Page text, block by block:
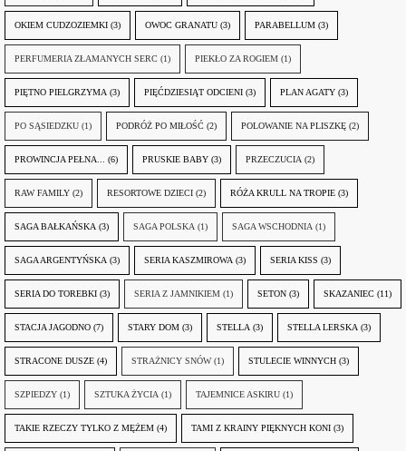
OKIEM CUDZOZIEMKI (3) OWOC GRANATU (3) PARABELLUM (3)
PERFUMERIA ZŁAMANYCH SERC (1) PIEKŁO ZA ROGIEM (1)
PIĘTNO PIELGRZYMA (3) PIĘĆDZIESIĄT ODCIENI (3) PLAN AGATY (3)
PO SĄSIEDZKU (1) PODRÓŻ PO MIŁOŚĆ (2) POLOWANIE NA PLISZKĘ (2)
PROWINCJA PEŁNA... (6) PRUSKIE BABY (3) PRZECZUCIA (2)
RAW FAMILY (2) RESORTOWE DZIECI (2) RÓŻA KRULL NA TROPIE (3)
SAGA BAŁKAŃSKA (3) SAGA POLSKA (1) SAGA WSCHODNIA (1)
SAGA ARGENTYŃSKA (3) SERIA KASZMIROWA (3) SERIA KISS (3)
SERIA DO TOREBKI (3) SERIA Z JAMNIKIEM (1) SETON (3) SKAZANIEC (11)
STACJA JAGODNO (7) STARY DOM (3) STELLA (3) STELLA LERSKA (3)
STRACONE DUSZE (4) STRAŻNICY SNÓW (1) STULECIE WINNYCH (3)
SZPIEDZY (1) SZTUKA ŻYCIA (1) TAJEMNICE ASKIRU (1)
TAKIE RZECZY TYLKO Z MĘŻEM (4) TAMI Z KRAINY PIĘKNYCH KONI (3)